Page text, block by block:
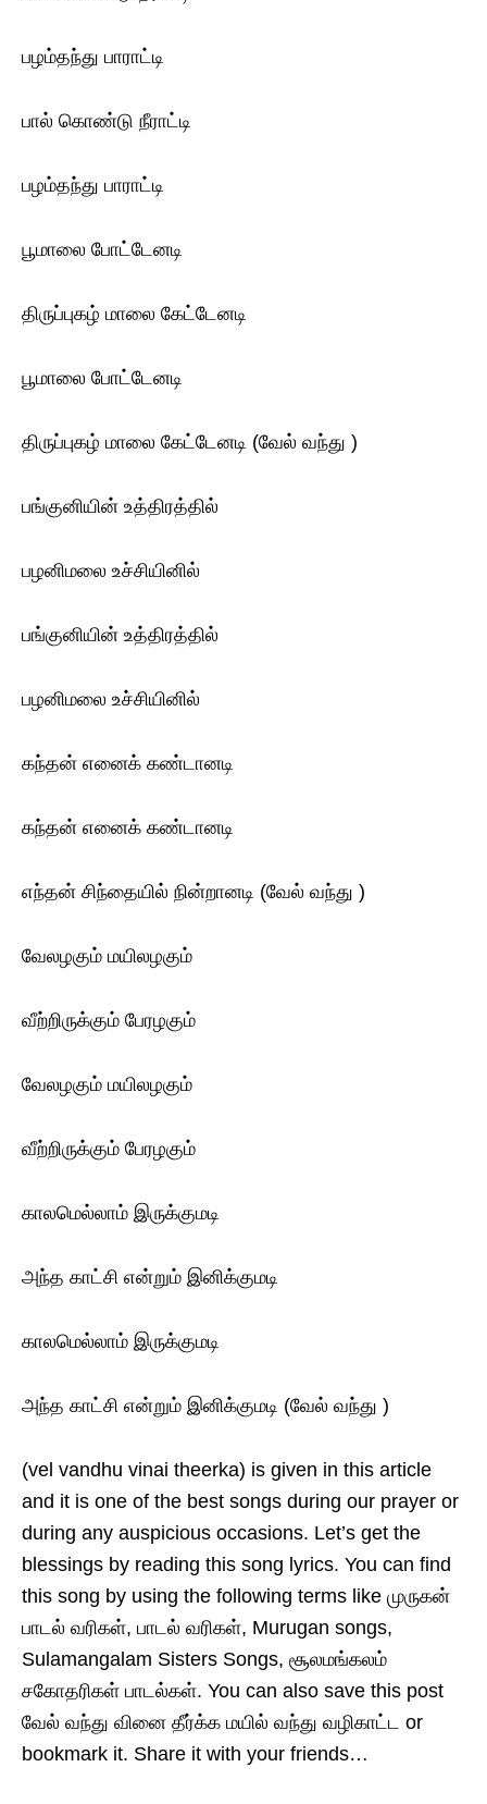
பழம்தந்து பாராட்டி
பால் கொண்டு நீராட்டி
பழம்தந்து பாராட்டி
பூமாலை போட்டேனடி
திருப்புகழ் மாலை கேட்டேனடி
பூமாலை போட்டேனடி
திருப்புகழ் மாலை கேட்டேனடி (வேல் வந்து )
பங்குனியின் உத்திரத்தில்
பழனிமலை உச்சியினில்
பங்குனியின் உத்திரத்தில்
பழனிமலை உச்சியினில்
கந்தன் எனைக் கண்டானடி
கந்தன் எனைக் கண்டானடி
எந்தன் சிந்தையில் நின்றானடி (வேல் வந்து )
வேலழகும் மயிலழகும்
வீற்றிருக்கும் பேரழகும்
வேலழகும் மயிலழகும்
வீற்றிருக்கும் பேரழகும்
காலமெல்லாம் இருக்குமடி
அந்த காட்சி என்றும் இனிக்குமடி
காலமெல்லாம் இருக்குமடி
அந்த காட்சி என்றும் இனிக்குமடி (வேல் வந்து )
(vel vandhu vinai theerka) is given in this article
and it is one of the best songs during our prayer or
during any auspicious occasions. Let’s get the
blessings by reading this song lyrics. You can find
this song by using the following terms like முருகன்
பாடல் வரிகள், பாடல் வரிகள், Murugan songs,
Sulamangalam Sisters Songs, சூலமங்கலம்
சகோதரிகள் பாடல்கள். You can also save this post
வேல் வந்து வினை தீர்க்க மயில் வந்து வழிகாட்ட or
bookmark it. Share it with your friends…